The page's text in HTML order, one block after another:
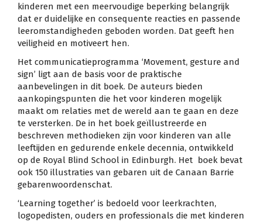
kinderen met een meervoudige beperking belangrijk
dat er duidelijke en consequente reacties en passende
leeromstandigheden geboden worden. Dat geeft hen
veiligheid en motiveert hen.
Het communicatieprogramma ‘Movement, gesture and
sign’ ligt aan de basis voor de praktische
aanbevelingen in dit boek. De auteurs bieden
aankopingspunten die het voor kinderen mogelijk
maakt om relaties met de wereld aan te gaan en deze
te versterken. De in het boek geïllustreerde en
beschreven methodieken zijn voor kinderen van alle
leeftijden en gedurende enkele decennia, ontwikkeld
op de Royal Blind School in Edinburgh. Het boek bevat
ook 150 illustraties van gebaren uit de Canaan Barrie
gebarenwoordenschat.
‘Learning together’ is bedoeld voor leerkrachten,
logopedisten, ouders en professionals die met kinderen